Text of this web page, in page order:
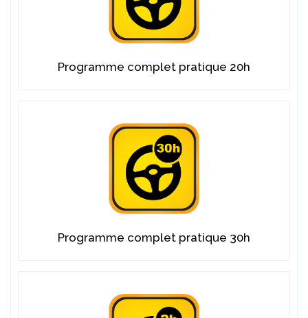
Programme complet pratique 20h
Programme complet pratique 30h